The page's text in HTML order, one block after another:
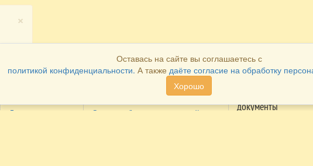
Договора
Система быстрых платежей
документы
×
Оставась на сайте вы соглашаетесь с
политикой конфиденциальности. А также даёте согласие на обработку
Хорошо